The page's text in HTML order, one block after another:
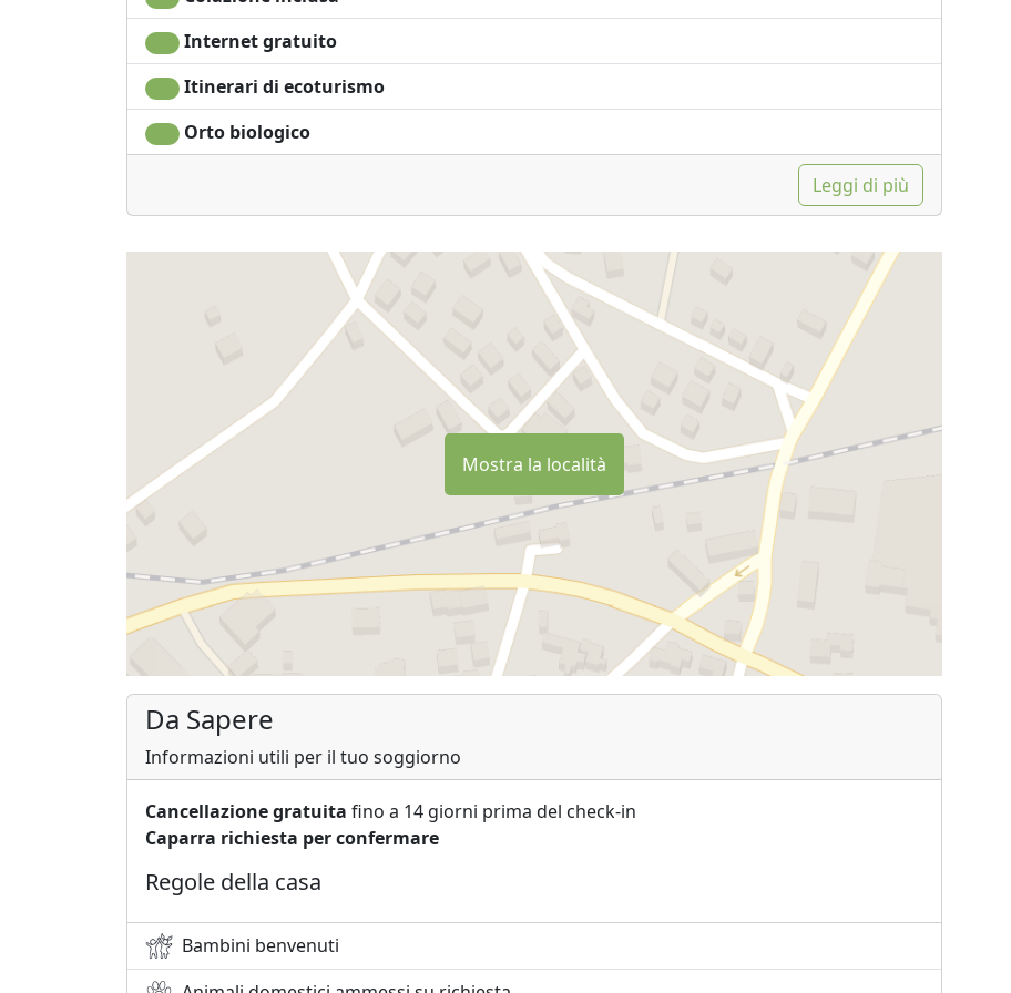
Internet gratuito
Itinerari di ecoturismo
Orto biologico
Leggi di più
Mostra la località
Da Sapere
Informazioni utili per il tuo soggiorno
Cancellazione gratuita fino a 14 giorni prima del check-in
Caparra richiesta per confermare
Regole della casa
Bambini benvenuti